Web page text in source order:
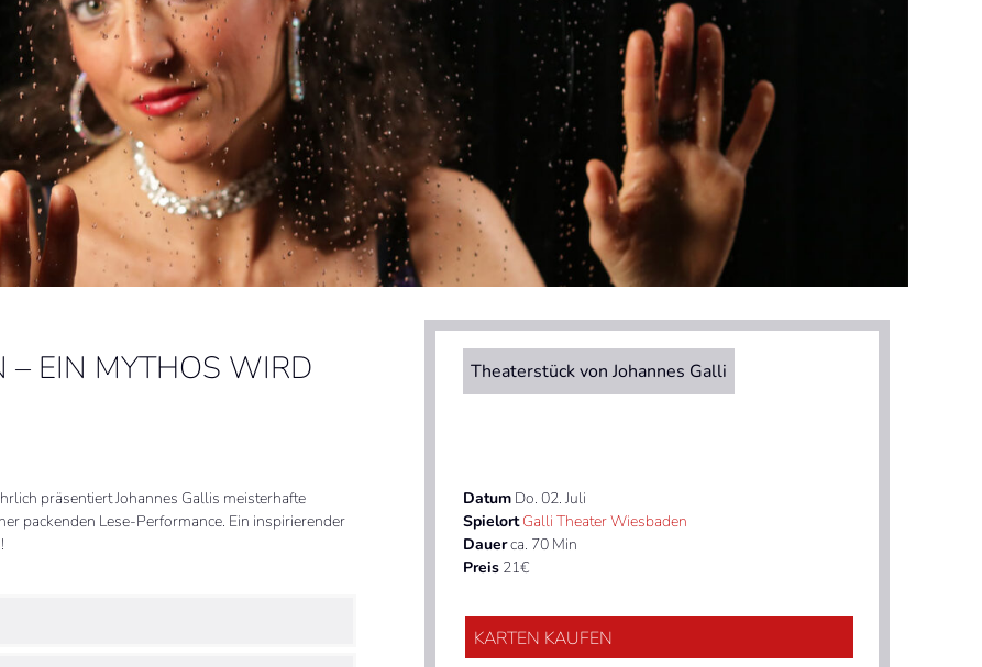
– EIN MYTHOS WIRD
präsentiert Johannes Gallis meisterhafte
packenden Lese-Performance. Ein inspirierender
Theaterstück von Johannes Galli
Datum Do. 02. Juli
Spielort Galli Theater Wiesbaden
Dauerca. 70 Min
Preis 21€
KARTEN KAUFEN